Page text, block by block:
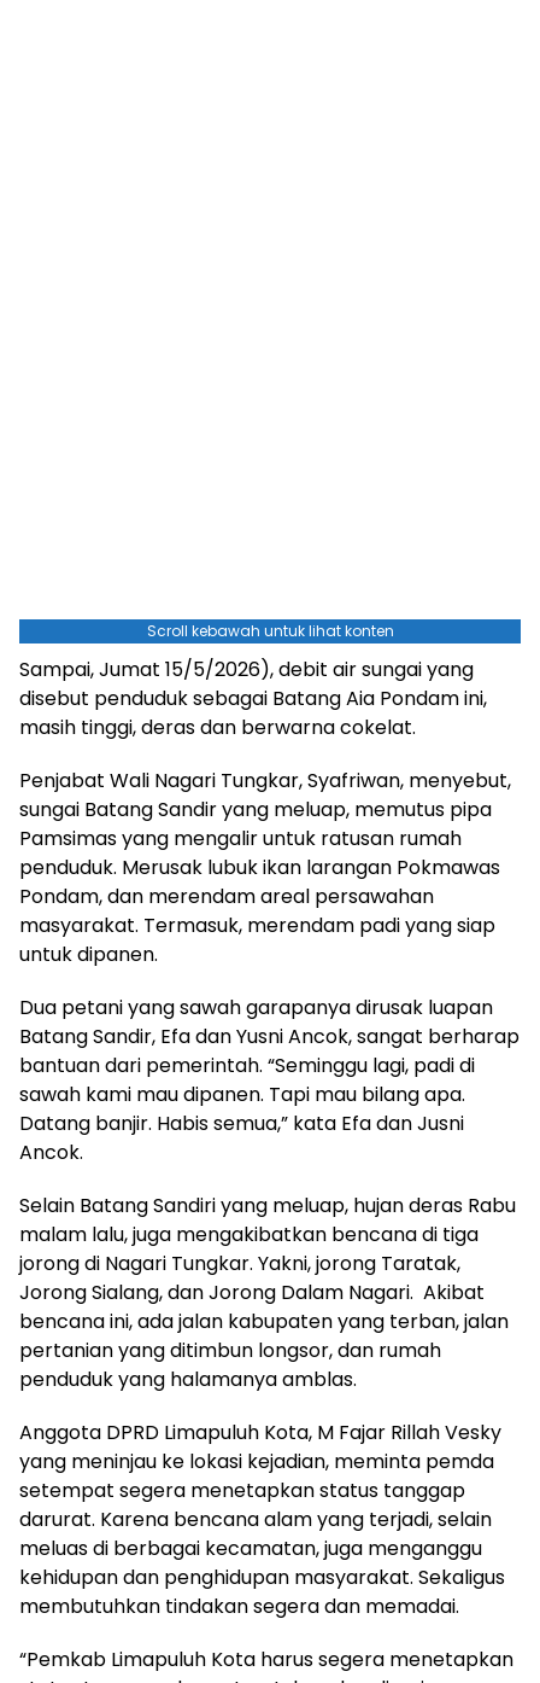
Scroll kebawah untuk lihat konten
Sampai, Jumat 15/5/2026), debit air sungai yang
disebut penduduk sebagai Batang Aia Pondam ini,
masih tinggi, deras dan berwarna cokelat.
Penjabat Wali Nagari Tungkar, Syafriwan, menyebut,
sungai Batang Sandir yang meluap, memutus pipa
Pamsimas yang mengalir untuk ratusan rumah
penduduk. Merusak lubuk ikan larangan Pokmawas
Pondam, dan merendam areal persawahan
masyarakat. Termasuk, merendam padi yang siap
untuk dipanen.
Dua petani yang sawah garapanya dirusak luapan
Batang Sandir, Efa dan Yusni Ancok, sangat berharap
bantuan dari pemerintah. “Seminggu lagi, padi di
sawah kami mau dipanen. Tapi mau bilang apa.
Datang banjir. Habis semua,” kata Efa dan Jusni
Ancok.
Selain Batang Sandiri yang meluap, hujan deras Rabu
malam lalu, juga mengakibatkan bencana di tiga
jorong di Nagari Tungkar. Yakni, jorong Taratak,
Jorong Sialang, dan Jorong Dalam Nagari. Akibat
bencana ini, ada jalan kabupaten yang terban, jalan
pertanian yang ditimbun longsor, dan rumah
penduduk yang halamanya amblas.
Anggota DPRD Limapuluh Kota, M Fajar Rillah Vesky
yang meninjau ke lokasi kejadian, meminta pemda
setempat segera menetapkan status tanggap
darurat. Karena bencana alam yang terjadi, selain
meluas di berbagai kecamatan, juga menganggu
kehidupan dan penghidupan masyarakat. Sekaligus
membutuhkan tindakan segera dan memadai.
“Pemkab Limapuluh Kota harus segera menetapkan